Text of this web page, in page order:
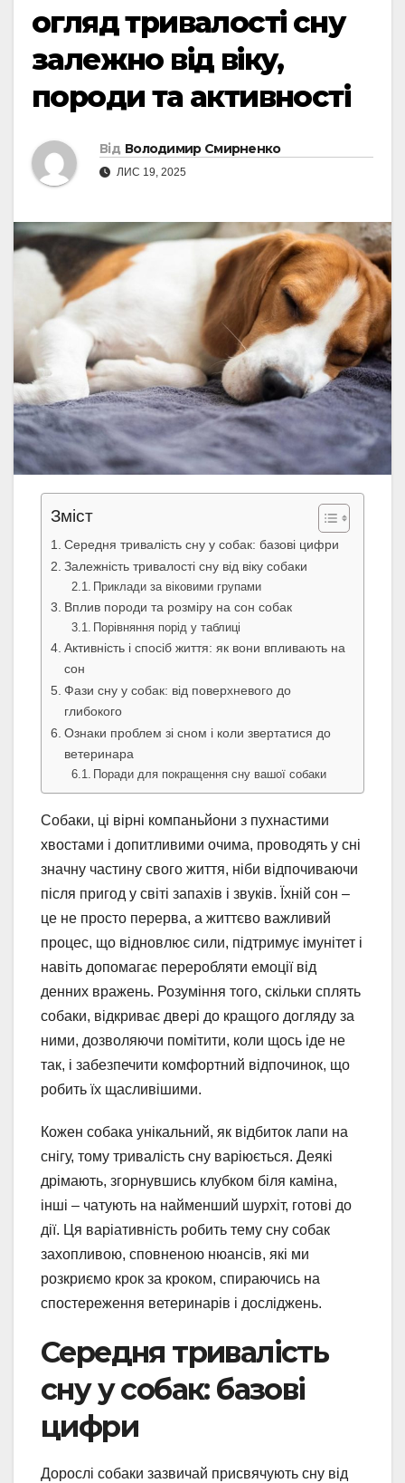
огляд тривалості сну
залежно від віку,
породи та активності
Від Володимир Смирненко
ЛИС 19, 2025
Зміст
Середня тривалість сну у собак: базові цифри
Залежність тривалості сну від віку собаки
Приклади за віковими групами
Вплив породи та розміру на сон собак
Порівняння порід у таблиці
Активність і спосіб життя: як вони впливають на
сон
Фази сну у собак: від поверхневого до
глибокого
Ознаки проблем зі сном і коли звертатися до
ветеринара
Поради для покращення сну вашої собаки
Собаки, ці вірні компаньйони з пухнастими
хвостами і допитливими очима, проводять у сні
значну частину свого життя, ніби відпочиваючи
після пригод у світі запахів і звуків. Їхній сон –
це не просто перерва, а життєво важливий
процес, що відновлює сили, підтримує імунітет і
навіть допомагає переробляти емоції від
денних вражень. Розуміння того, скільки сплять
собаки, відкриває двері до кращого догляду за
ними, дозволяючи помітити, коли щось іде не
так, і забезпечити комфортний відпочинок, що
робить їх щасливішими.
Кожен собака унікальний, як відбиток лапи на
снігу, тому тривалість сну варіюється. Деякі
дрімають, згорнувшись клубком біля каміна,
інші – чатують на найменший шурхіт, готові до
дії. Ця варіативність робить тему сну собак
захопливою, сповненою нюансів, які ми
розкриємо крок за кроком, спираючись на
спостереження ветеринарів і досліджень.
Середня тривалість
сну у собак: базові
цифри
Дорослі собаки зазвичай присвячують сну від